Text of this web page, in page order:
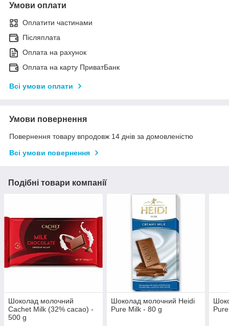
Умови оплати
Оплатити частинами
Післяплата
Оплата на рахунок
Оплата на карту ПриватБанк
Всі умови оплати
Умови повернення
Повернення товару впродовж 14 днів за домовленістю
Всі умови повернення
Подібні товари компанії
Шоколад молочний
Cachet Milk (32% cacao) -
500 g
Шоколад молочний Heidi
Pure Milk - 80 g